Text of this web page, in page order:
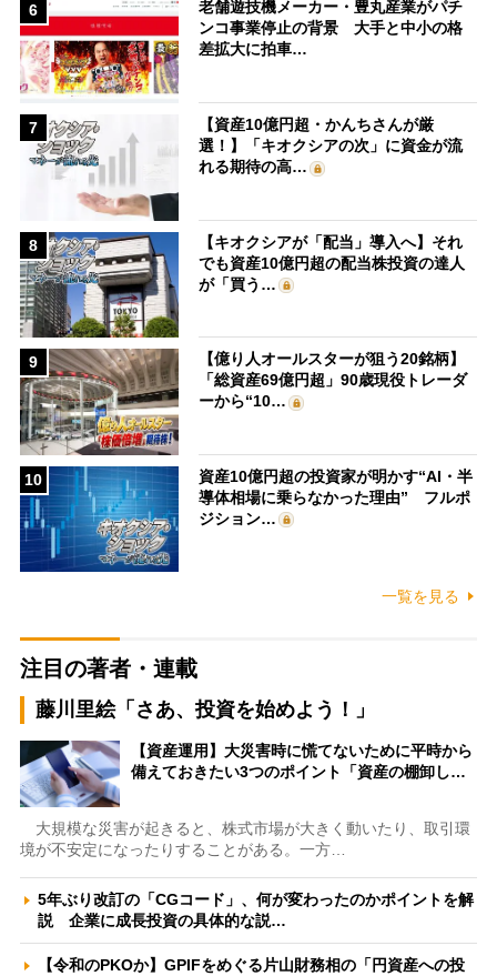
6
老舗遊技機メーカー・豊丸産業がパチ
ンコ事業停止の背景 大手と中小の格
差拡大に拍車…
7
【資産10億円超・かんちさんが厳
選！】「キオクシアの次」に資金が流
れる期待の高…
8
【キオクシアが「配当」導入へ】それ
でも資産10億円超の配当株投資の達人
が「買う…
9
【億り人オールスターが狙う20銘柄】
「総資産69億円超」90歳現役トレーダ
ーから“10…
10
資産10億円超の投資家が明かす“AI・半
導体相場に乗らなかった理由” フルポ
ジション…
一覧を見る
注目の著者・連載
藤川里絵「さあ、投資を始めよう！」
【資産運用】大災害時に慌てないために平時から
備えておきたい3つのポイント「資産の棚卸し…
大規模な災害が起きると、株式市場が大きく動いたり、取引環
境が不安定になったりすることがある。一方…
5年ぶり改訂の「CGコード」、何が変わったのかポイントを解
説 企業に成長投資の具体的な説…
【令和のPKOか】GPIFをめぐる片山財務相の「円資産への投